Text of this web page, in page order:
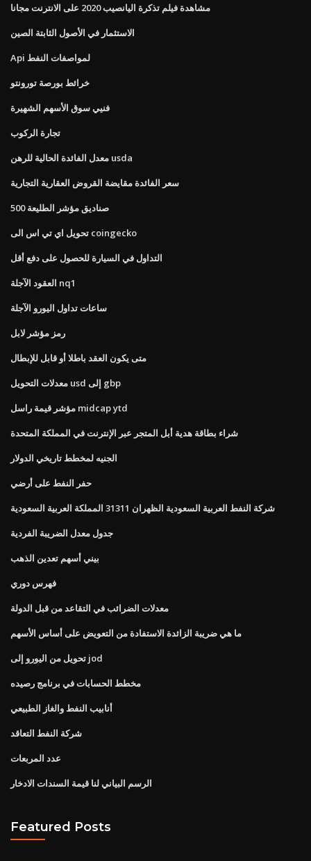
مشاهدة فيلم تذكرة اليانصيب 2020 على الانترنت مجانا
الاستثمار في الأصول الثابتة الصين
Api لمواصفات النفط
خرائط بورصة تورونتو
فنيي سوق الأسهم الشهيرة
تجارة الركوب
معدل الفائدة الحالية للرهن usda
سعر الفائدة مقايضة القروض العقارية التجارية
صناديق مؤشر الطليعة 500
تحويل اي تي اس الى coingecko
التداول في السيارة للحصول على دفع أقل
العقود الآجلة nq1
ساعات تداول اليورو الآجلة
رمز مؤشر لابل
متى يكون العقد باطلا أو قابل للإبطال
معدلات التحويل usd إلى gbp
مؤشر قيمة راسل midcap ytd
شراء بطاقة هدية أبل المتجر عبر الإنترنت في المملكة المتحدة
الجنيه لمخطط تاريخي الدولار
حفر النفط على أرضي
شركة النفط العربية السعودية الظهران 31311 المملكة العربية السعودية
جدول معدل الضريبة الفردية
بيني أسهم تعدين الذهب
فهرس دوري
معدلات الضرائب في التقاعد من قبل الدولة
ما هي ضريبة الزائدة الاستفادة من التعويض على أساس الأسهم
تحويل من اليورو إلى jod
مخطط الحسابات في برنامج رصيده
أنابيب النفط والغاز الطبيعي
شركة النفط التعاقد
عدد المربعات
الرسم البياني لنا قيمة السندات الادخار
Featured Posts